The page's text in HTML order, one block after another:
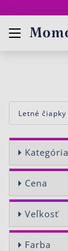
Letné čiapky
Kategória
Cena
Veľkosť
Farba